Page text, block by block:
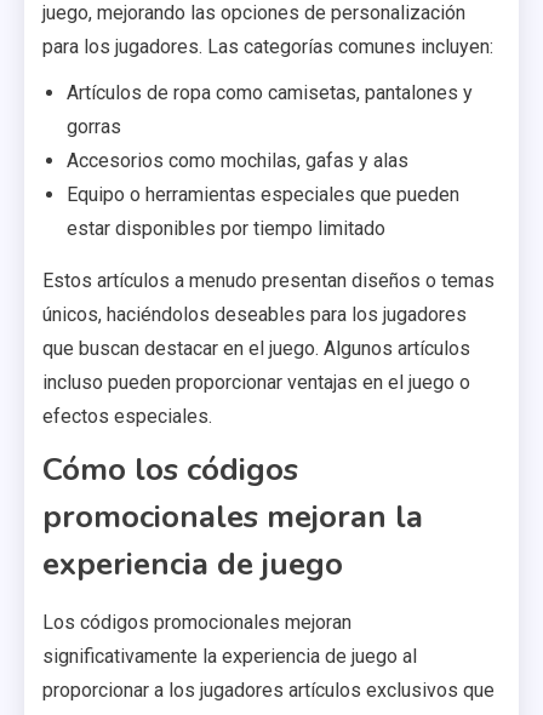
juego, mejorando las opciones de personalización
para los jugadores. Las categorías comunes incluyen:
Artículos de ropa como camisetas, pantalones y
gorras
Accesorios como mochilas, gafas y alas
Equipo o herramientas especiales que pueden
estar disponibles por tiempo limitado
Estos artículos a menudo presentan diseños o temas
únicos, haciéndolos deseables para los jugadores
que buscan destacar en el juego. Algunos artículos
incluso pueden proporcionar ventajas en el juego o
efectos especiales.
Cómo los códigos
promocionales mejoran la
experiencia de juego
Los códigos promocionales mejoran
significativamente la experiencia de juego al
proporcionar a los jugadores artículos exclusivos que